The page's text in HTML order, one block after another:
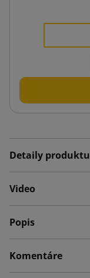
Detaily produktu
Video
Popis
Komentáre